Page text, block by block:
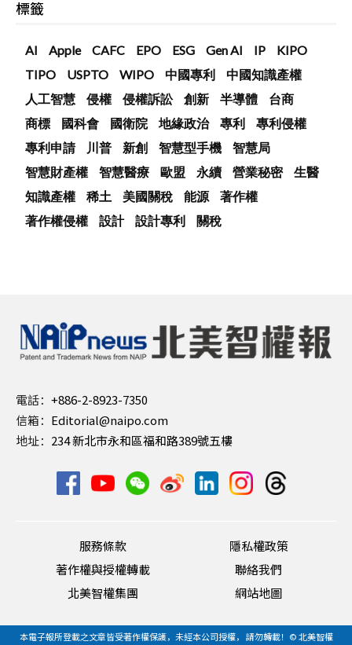
標籤
AI Apple CAFC EPO ESG Gen AI IP
KIPO
TIPO
USPTO WIPO 中國專利
中國知識產權
人工智慧
侵權 侵權訴訟 創新 半導體
台商
商標
國科會 國衛院 地緣政治 專利
專利侵權
專利申請
川普 新創 智慧型手機
智慧局
智慧財產權
智慧醫療 歐盟 永續 營業秘密
生醫
知識產權
稀土 美國關稅 能源
著作權
著作權侵權
設計 設計專利 關稅
電話： +886-2-8923-7350
信箱： Editorial@naipo.com
地址： 234 新北市永和區福和路389號五樓
服務條款
隱私權政策
著作權與授權轉載
聯絡我們
北美智權集團
網站地圖
本電子報所登載之文章皆受著作權保護，未經本公司授權， 請勿轉載！© 北美智權